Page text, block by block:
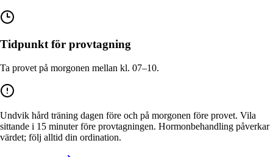
Tidpunkt för provtagning
Ta provet på morgonen mellan kl. 07–10.
Undvik hård träning dagen före och på morgonen före provet. Vila
sittande i 15 minuter före provtagningen. Hormonbehandling påverkar
värdet; följ alltid din ordination.